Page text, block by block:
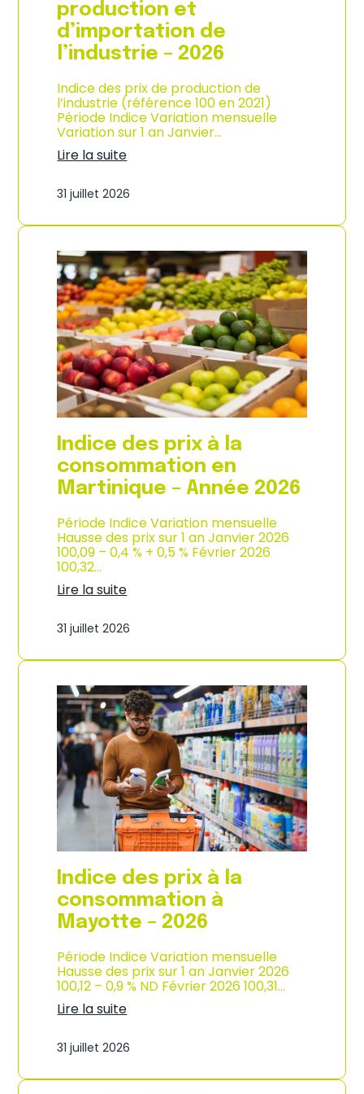
s
o
m
m
a
i
o
n
e
n
G
a
e
o
u
p
e
–
A
n
n
é
e
2
0
2
6
production et
d’importation de
l’industrie – 2026
Indice des prix de production de
l’industrie (référence 100 en 2021)
Période Indice Variation mensuelle
Variation sur 1 an Janvier…
Lire la suite
n
i
e
d
e
s
p
r
i
x
d
e
p
r
o
d
u
c
t
o
n
e
’
m
p
r
t
a
t
i
o
n
d
e
l
’
i
n
d
u
s
t
r
i
–
2
0
6
31 juillet 2026
Indice des prix à la
consommation en
Martinique – Année 2026
Période Indice Variation mensuelle
Hausse des prix sur 1 an Janvier 2026
100,09 – 0,4 % + 0,5 % Février 2026
100,32…
Lire la suite
n
i
e
d
e
s
r
i
x
à
l
a
c
o
n
s
o
m
a
t
i
n
n
M
31 juillet 2026
Indice des prix à la
consommation à
Mayotte – 2026
Période Indice Variation mensuelle
Hausse des prix sur 1 an Janvier 2026
100,12 – 0,9 % ND Février 2026 100,31…
Lire la suite
n
i
31 juillet 2026